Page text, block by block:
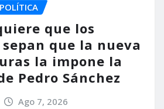
POLÍTICA
que los
que la nueva
la impone la
Pedro Sánchez
Ago 7, 2026